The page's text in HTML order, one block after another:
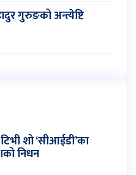
गुरुङको अन्त्येष्टि
शो ‘सीआईडी’का
निधन